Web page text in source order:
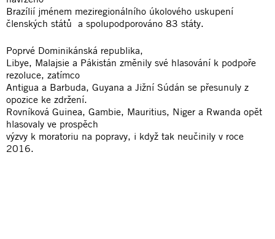
Brazílií jménem meziregionálního úkolového uskupení
členských států a spolupodporováno 83 státy.
Poprvé Dominikánská republika,
Libye, Malajsie a Pákistán změnily své hlasování k podpoře
rezoluce, zatímco
Antigua a Barbuda, Guyana a Jižní Súdán se přesunuly z
opozice ke zdržení.
Rovníková Guinea, Gambie, Mauritius, Niger a Rwanda opět
hlasovaly ve prospěch
výzvy k moratoriu na popravy, i když tak neučinily v roce
2016.